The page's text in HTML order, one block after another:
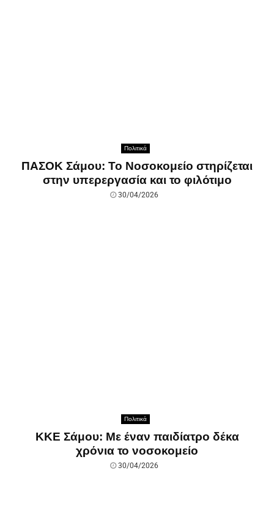
Πολιτικά
ΠΑΣΟΚ Σάμου: Το Νοσοκομείο στηρίζεται
στην υπερεργασία και το φιλότιμο
30/04/2026
Πολιτικά
ΚΚΕ Σάμου: Με έναν παιδίατρο δέκα
χρόνια το νοσοκομείο
30/04/2026